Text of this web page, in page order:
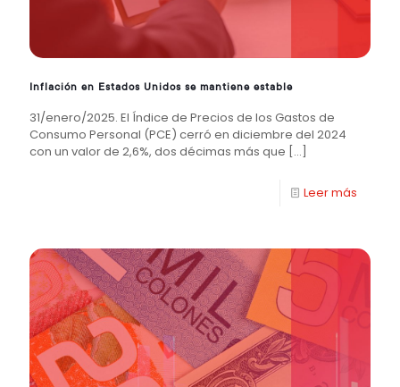
Inflación en Estados Unidos se mantiene estable
31/enero/2025. El Índice de Precios de los Gastos de
Consumo Personal (PCE) cerró en diciembre del 2024
con un valor de 2,6%, dos décimas más que […]
Leer más